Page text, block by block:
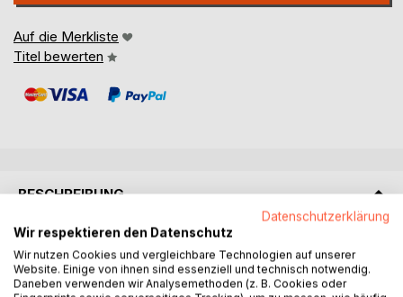
Auf die Merkliste
Titel bewerten
BESCHREIBUNG
In „Liebe in Lateinamerika“ beschreibt der Autor seine neun
Monate lange Reise durch Lateinamerika. Motiviert durch
seine jungen Träume und Wünsche die Welt kennen zu
Datenschutzerklärung
Wir respektieren den Datenschutz
Wir nutzen Cookies und vergleichbare Technologien auf unserer
Website. Einige von ihnen sind essenziell und technisch notwendig.
Daneben verwenden wir Analysemethoden (z. B. Cookies oder